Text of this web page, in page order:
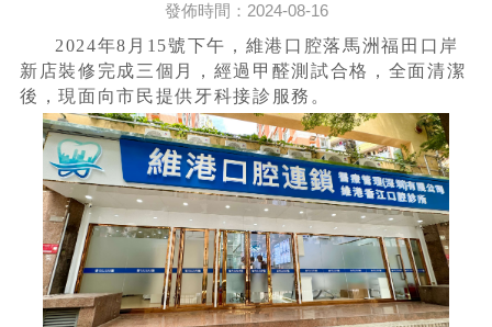
發佈時間：2024-08-16
2024年8月15號下午，維港口腔落馬洲福田口岸
新店裝修完成三個月，經過甲醛測試合格，全面清潔
後，現面向市民提供牙科接診服務。